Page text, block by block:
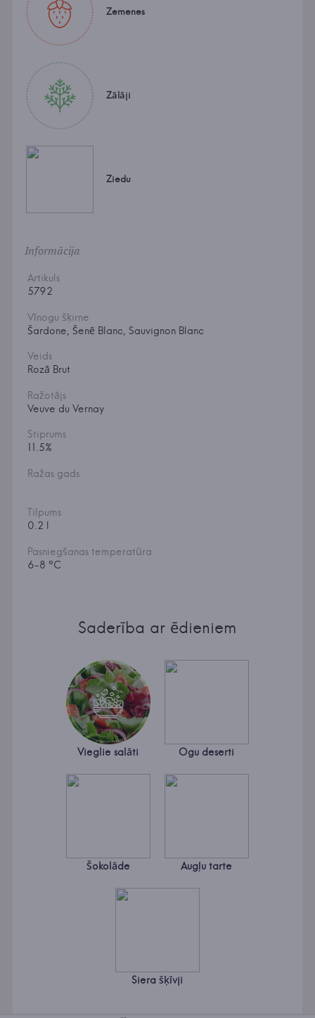
Zemenes
Zālāji
Ziedu
Informācija
Artikuls
5792
Vīnogu šķirne
Šardone, Šenē Blanc, Sauvignon Blanc
Veids
Rozā Brut
Ražotājs
Veuve du Vernay
Stiprums
11.5%
Ražas gads
Tilpums
0.2 l
Pasniegšanas temperatūra
6-8 °C
Saderība ar ēdieniem
Vieglie salāti Ogu deserti
Šokolāde Augļu tarte
Siera šķīvji